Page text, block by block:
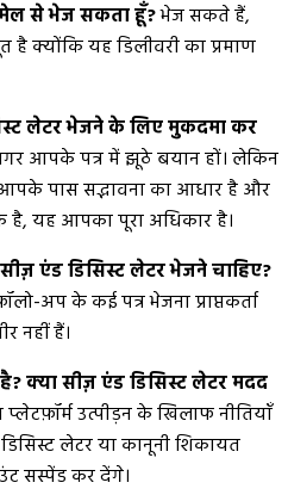
से भेज सकता हूँ?भेज सकते हैं,
है क्योंकि यह डिलीवरी का प्रमाण
लेटर भेजने के लिए मुकदमा कर
आपके पत्र में झूठे बयान हों। लेकिन
पास सद्भावना का आधार है और
यह आपका पूरा अधिकार है।
एंड डिसिस्ट लेटर भेजने चाहिए?
अप के कई पत्र भेजना प्राप्तकर्ता
नहीं हैं।
क्या सीज़ एंड डिसिस्ट लेटर मदद
उत्पीड़न के खिलाफ नीतियाँ
लेटर या कानूनी शिकायत
सस्पेंड कर देंगे।